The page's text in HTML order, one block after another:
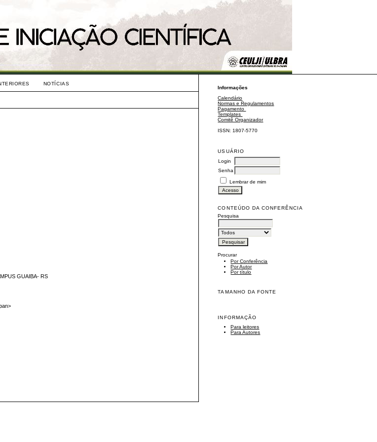
Informações
Calendário
Normas e Regulamentos
Pagamento
Templates
Comitê Organizador
ISSN: 1807-5770
USUÁRIO
Login
Senha
Lembrar de mim
CONTEÚDO DA CONFERÊNCIA
Pesquisa
Procurar
Por Conferência
Por Autor
Por título
TAMANHO DA FONTE
INFORMAÇÃO
Para leitores
Para Autores
NOTÍCIAS
GUAIBA- RS